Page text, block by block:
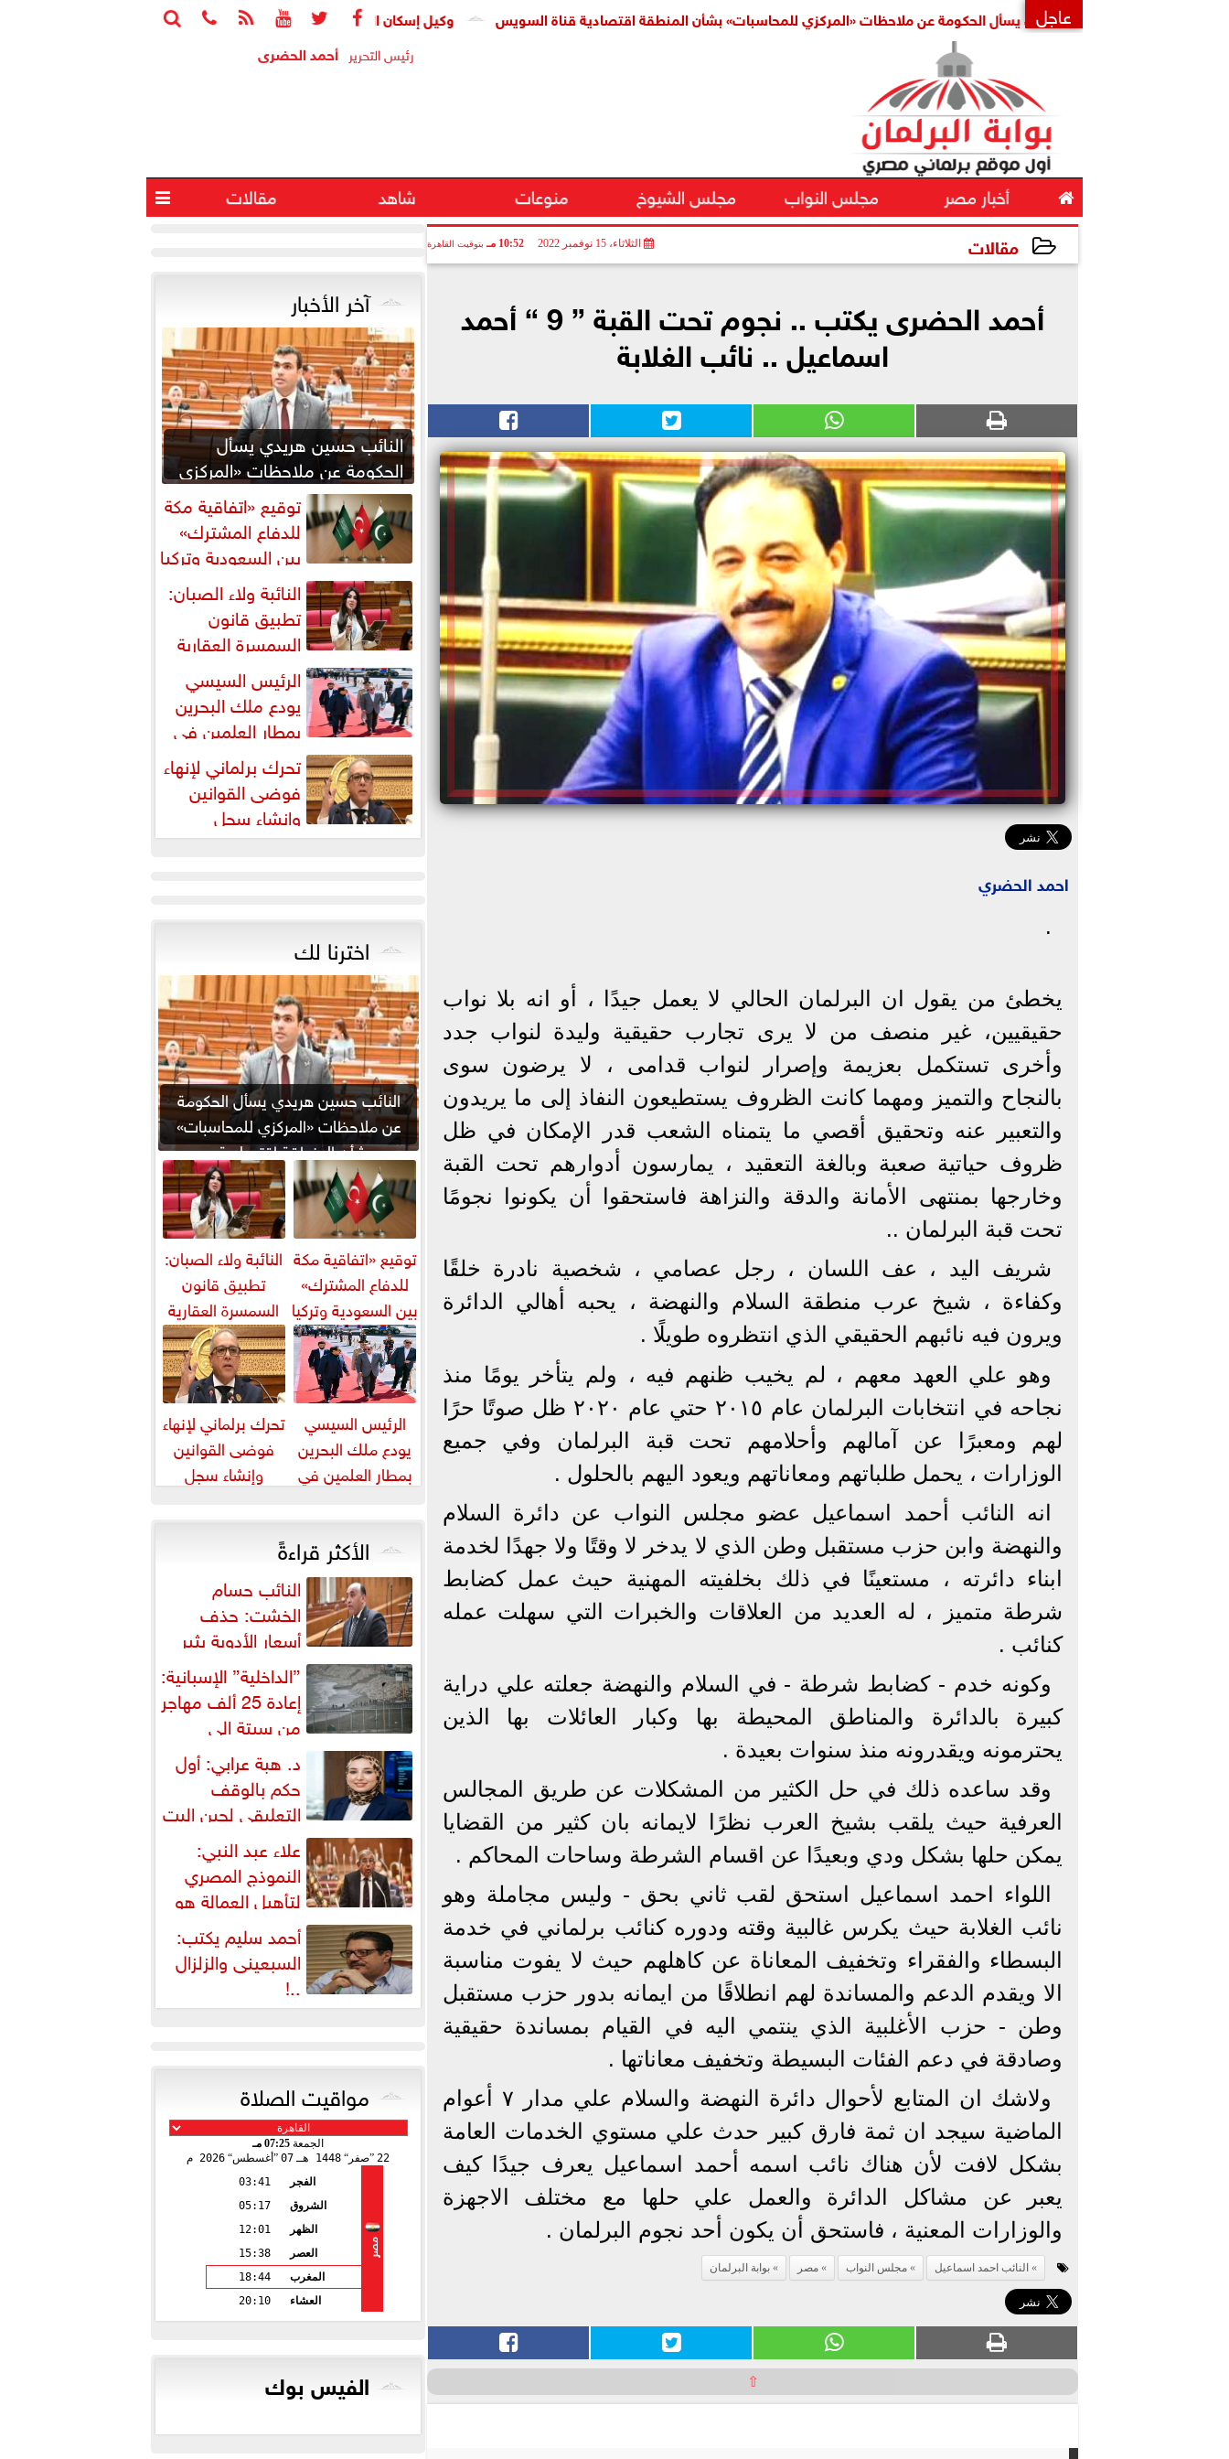





 عاجل وكيل إسكان النواب: الوحدات المغلقة ثروة قومية معطلة واستغلالها يخفف أزمة النائب حسين هريدي يسأل الحكومة عن ملاحظات «المركزي للمحاسبات» بشأن المنطقة اقتصادية قناة السويس
رئيس التحرير أحمد الحضرى
 أخبار مصر مجلس النواب مجلس الشيوخ منوعات شاهد مقالات 
مقالات الثلاثاء، 15 نوفمبر 2022 10:52 مـ بتوقيت القاهرة
أحمد الحضرى يكتب .. نجوم تحت القبة ” 9 “ أحمد
اسماعيل .. نائب الغلابة
احمد الحضري
.
يخطئ من يقول ان البرلمان الحالي لا يعمل جيدًا ، أو انه بلا نواب
حقيقيين، غير منصف من لا يرى تجارب حقيقية وليدة لنواب جدد
وأخرى تستكمل بعزيمة وإصرار لنواب قدامى ، لا يرضون سوى
بالنجاح والتميز ومهما كانت الظروف يستطيعون النفاذ إلى ما يريدون
والتعبير عنه وتحقيق أقصي ما يتمناه الشعب قدر الإمكان في ظل
ظروف حياتية صعبة وبالغة التعقيد ، يمارسون أدوارهم تحت القبة
وخارجها بمنتهى الأمانة والدقة والنزاهة فاستحقوا أن يكونوا نجومًا
تحت قبة البرلمان ..
شريف اليد ، عف اللسان ، رجل عصامي ، شخصية نادرة خلقًا
وكفاءة ، شيخ عرب منطقة السلام والنهضة ، يحبه أهالي الدائرة
ويرون فيه نائبهم الحقيقي الذي انتظروه طويلًا .
وهو علي العهد معهم ، لم يخيب ظنهم فيه ، ولم يتأخر يومًا منذ
نجاحه في انتخابات البرلمان عام ٢٠١٥ حتي عام ٢٠٢٠ ظل صوتًا حرًا
لهم ومعبرًا عن آمالهم وأحلامهم تحت قبة البرلمان وفي جميع
الوزارات ، يحمل طلباتهم ومعاناتهم ويعود اليهم بالحلول .
انه النائب أحمد اسماعيل عضو مجلس النواب عن دائرة السلام
والنهضة وابن حزب مستقبل وطن الذي لا يدخر لا وقتًا ولا جهدًا لخدمة
ابناء دائرته ، مستعينًا في ذلك بخلفيته المهنية حيث عمل كضابط
شرطة متميز ، له العديد من العلاقات والخبرات التي سهلت عمله
كنائب .
وكونه خدم - كضابط شرطة - في السلام والنهضة جعلته علي دراية
كبيرة بالدائرة والمناطق المحيطة بها وكبار العائلات بها الذين
يحترمونه ويقدرونه منذ سنوات بعيدة .
وقد ساعده ذلك في حل الكثير من المشكلات عن طريق المجالس
العرفية حيث يلقب بشيخ العرب نظرًا لايمانه بان كثير من القضايا
يمكن حلها بشكل ودي وبعيدًا عن اقسام الشرطة وساحات المحاكم .
اللواء احمد اسماعيل استحق لقب ثاني بحق - وليس مجاملة وهو
نائب الغلابة حيث يكرس غالبية وقته ودوره كنائب برلماني في خدمة
البسطاء والفقراء وتخفيف المعاناة عن كاهلهم حيث لا يفوت مناسبة
الا ويقدم الدعم والمساندة لهم انطلاقًا من ايمانه بدور حزب مستقبل
وطن - حزب الأغلبية الذي ينتمي اليه في القيام بمساندة حقيقية
وصادقة في دعم الفئات البسيطة وتخفيف معاناتها .
ولاشك ان المتابع لأحوال دائرة النهضة والسلام علي مدار ٧ أعوام
الماضية سيجد ان ثمة فارق كبير حدث علي مستوي الخدمات العامة
بشكل لافت لأن هناك نائب اسمه أحمد اسماعيل يعرف جيدًا كيف
يعبر عن مشاكل الدائرة والعمل علي حلها مع مختلف الاجهزة
والوزارات المعنية ، فاستحق أن يكون أحد نجوم البرلمان .
النائب احمد اسماعيل مجلس النواب مصر بوابة البرلمان
⇧
آخر الأخبار
النائب حسين هريدي يسأل
الحكومة عن ملاحظات «المركزي
للمحاسبات» بشأن المنطقة
اقتصادية...
توقيع «اتفاقية مكة
للدفاع المشترك»
بين السعودية وتركيا
وباكستان
النائبة ولاء الصبان:
تطبيق قانون
السمسرة العقارية
ضرورة لضبط السوق وحماية
حقوق...
الرئيس السيسي
يودع ملك البحرين
بمطار العلمين في
ختام زيارته إلى مصرتحرك برلماني لإنهاء
فوضى القوانين
وإنشاء سجل
تشريعي إلكتروني
اخترنا لك
النائب حسين هريدي يسأل الحكومة
عن ملاحظات «المركزي للمحاسبات»
بشأن المنطقة اقتصادية...
توقيع «اتفاقية مكة
للدفاع المشترك»
بين السعودية وتركيا
وباكستان
النائبة ولاء الصبان:
تطبيق قانون
السمسرة العقارية
ضرورة لضبط
السوق وحماية
حقوق...
الرئيس السيسي
يودع ملك البحرين
بمطار العلمين في
تحرك برلماني لإنهاء
فوضى القوانين
وإنشاء سجل
الأكثر قراءةً
النائب حسام
الخشت: حذف
أسعار الأدوية يثير
إشكالية دستورية ويهدد حق
المواطن...
”الداخلية” الإسبانية:
إعادة 25 ألف مهاجر
من سبتة إلى
المغرب... وارتفاع حصيلة...
د. هبة عرابي: أول
حكم بالوقف
التعليقي لحين البت
في الطعن على... علاء عبد النبي:
النموذج المصري
لتأهيل العمالة هو
البديل العملي والأمثل لأزمات...
أحمد سليم يكتب:
السبعينى والزلزال
..!
مواقيت الصلاة
الجمعة 07:25 مـ
22 صفر 1448 هـ 07 أغسطس 2026 م
مصر
الفجر
03:41
الشروق
05:17
الظهر
12:01
العصر
15:38
المغرب
18:44
العشاء
20:10
الفيس بوك